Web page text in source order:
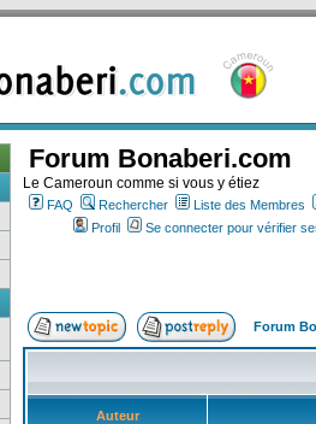
Forum Bonaberi.com
Le Cameroun comme si vous y étiez
FAQ Rechercher Liste des Membres
Profil
Se connecter pour vérifier
Forum
Auteur